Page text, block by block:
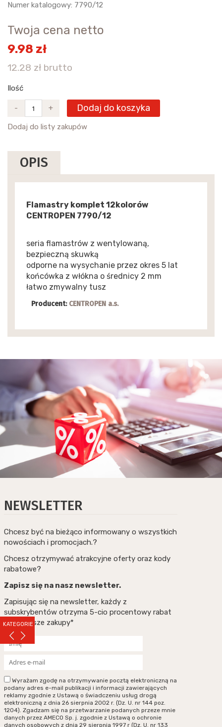
KATEGORIE
Numer katalogowy: 7790/12
Twoja cena netto
9.98 zł
12.28 zł brutto
Ilość
- + Dodaj do koszyka
Dodaj do listy zakupów
OPIS
Flamastry komplet 12kolorów
CENTROPEN 7790/12
seria flamastrów z wentylowaną,
bezpieczną skuwką
odporne na wysychanie przez okres 5 lat
końcówka z włókna o średnicy 2 mm
łatwo zmywalny tusz
Producent: CENTROPEN a.s.
NEWSLETTER
Chcesz być na bieżąco informowany o wszystkich
nowościach i promocjach.?
Chcesz otrzymywać atrakcyjne oferty oraz kody
rabatowe?
Zapisz się na nasz newsletter.
Zapisując się na newsletter, każdy z
subskrybentów otrzyma 5-cio procentowy rabat
na pierwsze zakupy*
Wyrażam zgodę na otrzymywanie pocztą elektroniczną na
podany adres e-mail publikacji i informacji zawierających
reklamy zgodnie z Ustawą o świadczeniu usług drogą
elektroniczną z dnia 26 sierpnia 2002 r. (Dz. U. nr 144 poz.
1204). Zgadzam się na przetwarzanie podanych przeze mnie
danych przez AMECO Sp. j. zgodnie z Ustawą o ochronie
danych osobowych z dnia 29 sierpnia 1997 r (Dz. U. nr 133